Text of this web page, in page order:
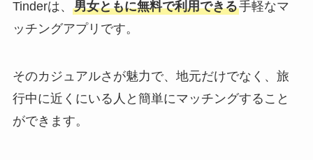
Tinderは、 男女ともに無料で利用できる手軽なマ
ッチングアプリです。
そのカジュアルさが魅力で、地元だけでなく、旅
行中に近くにいる人と簡単にマッチングすること
ができます。